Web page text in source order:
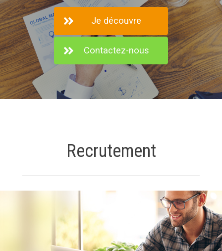
Je découvre
Contactez-nous
Recrutement